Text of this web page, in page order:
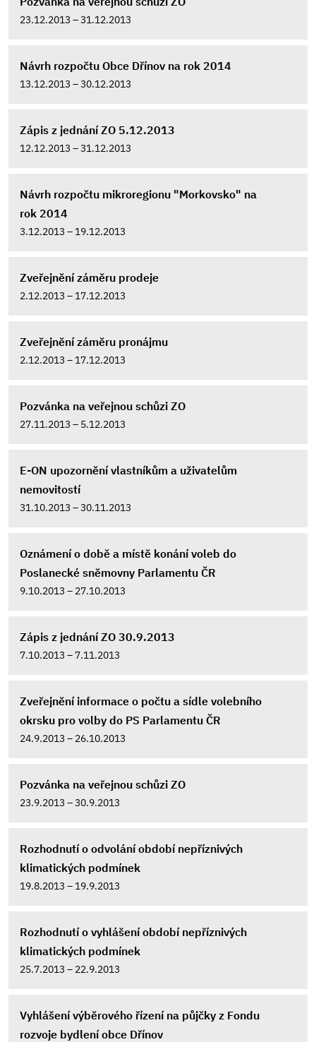
23.12.2013 – 31.12.2013
Návrh rozpočtu Obce Dřínov na rok 2014
13.12.2013 – 30.12.2013
Zápis z jednání ZO 5.12.2013
12.12.2013 – 31.12.2013
Návrh rozpočtu mikroregionu "Morkovsko" na
rok 2014
3.12.2013 – 19.12.2013
Zveřejnění záměru prodeje
2.12.2013 – 17.12.2013
Zveřejnění záměru pronájmu
2.12.2013 – 17.12.2013
Pozvánka na veřejnou schůzi ZO
27.11.2013 – 5.12.2013
E-ON upozornění vlastníkům a uživatelům
nemovitostí
31.10.2013 – 30.11.2013
Oznámení o době a místě konání voleb do
Poslanecké sněmovny Parlamentu ČR
9.10.2013 – 27.10.2013
Zápis z jednání ZO 30.9.2013
7.10.2013 – 7.11.2013
Zveřejnění informace o počtu a sídle volebního
okrsku pro volby do PS Parlamentu ČR
24.9.2013 – 26.10.2013
Pozvánka na veřejnou schůzi ZO
23.9.2013 – 30.9.2013
Rozhodnutí o odvolání období nepříznivých
klimatických podmínek
19.8.2013 – 19.9.2013
Rozhodnutí o vyhlášení období nepříznivých
klimatických podmínek
25.7.2013 – 22.9.2013
Vyhlášení výběrového řízení na půjčky z Fondu
rozvoje bydlení obce Dřínov